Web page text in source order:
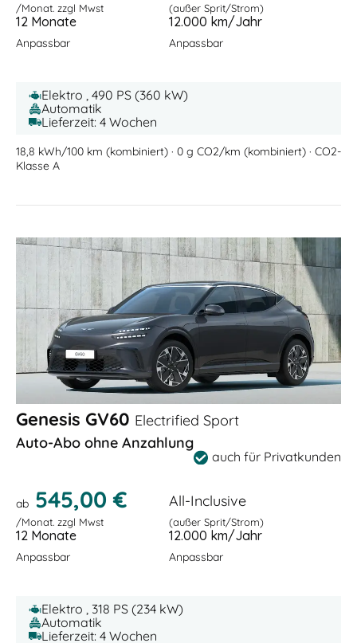
/Monat. zzgl Mwst (außer Sprit/Strom)
12 Monate
Anpassbar
12.000 km/Jahr
Anpassbar
Elektro , 490 PS (360 kW)
Automatik
Lieferzeit: 4 Wochen
18,8 kWh/100 km (kombiniert) · 0 g CO2/km (kombiniert) · CO2-
Klasse A
Genesis GV60 Electrified Sport
Auto-Abo ohne Anzahlung
auch für Privatkunden
ab 545,00 €
/Monat. zzgl Mwst
All-Inclusive
(außer Sprit/Strom)
12 Monate
Anpassbar
12.000 km/Jahr
Anpassbar
Elektro , 318 PS (234 kW)
Automatik
Lieferzeit: 4 Wochen